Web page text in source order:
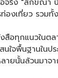
ริง "ลักขณา
งเที่ยว รว
อทุกแนวใน
พื้นฐานในป
ายนั้นล้วนมาจ